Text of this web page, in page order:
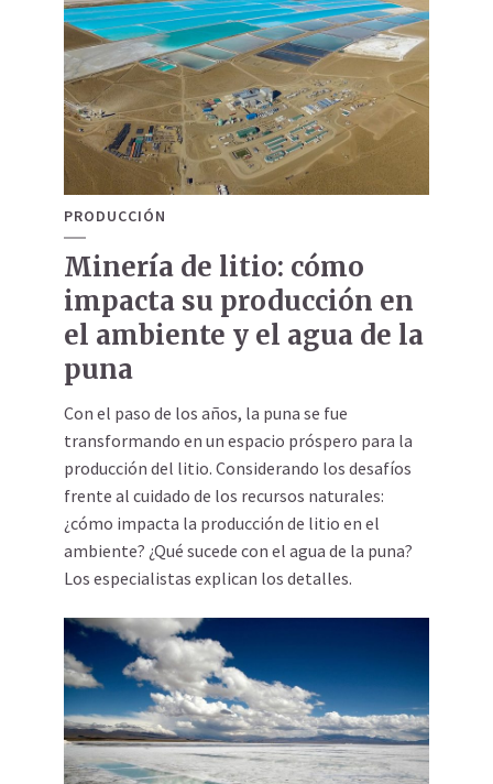
PRODUCCIÓN
Minería de litio: cómo
impacta su producción en
el ambiente y el agua de la
puna
Con el paso de los años, la puna se fue
transformando en un espacio próspero para la
producción del litio. Considerando los desafíos
frente al cuidado de los recursos naturales:
¿cómo impacta la producción de litio en el
ambiente? ¿Qué sucede con el agua de la puna?
Los especialistas explican los detalles.